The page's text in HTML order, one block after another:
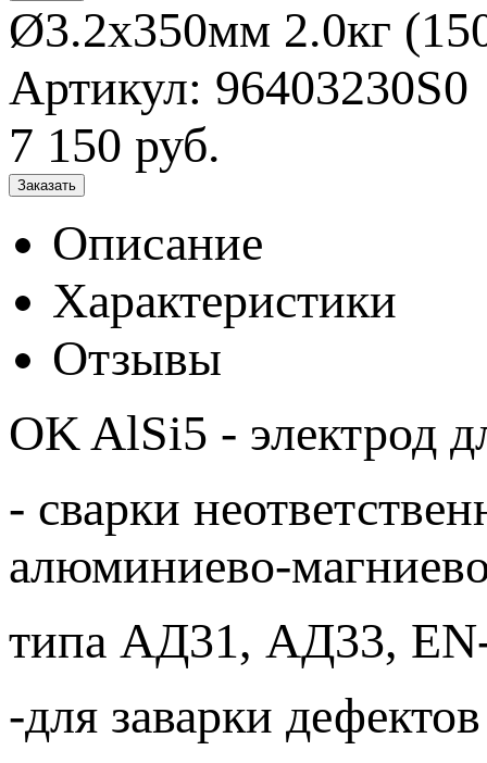
Ø3.2x350мм 2.0кг
Артикул: 96403230S0
7 150 руб.
Описание
Характеристики
Отзывы
OK AlSi5 - электрод
- сварки
алюминиево-
типа АД31, АД33,
-для заварки